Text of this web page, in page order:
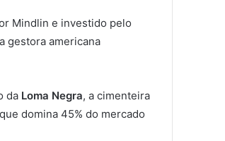
Mindlin e investido pelo
gestora americana
da Loma Negra, a cimenteira
domina 45% do mercado